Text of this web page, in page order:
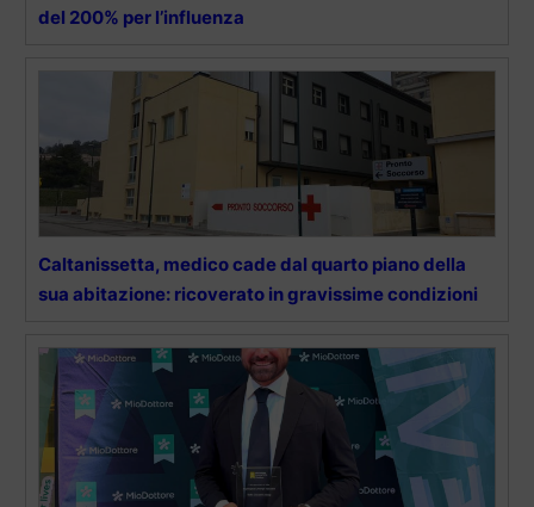
del 200% per l’influenza
Caltanissetta, medico cade dal quarto piano della
sua abitazione: ricoverato in gravissime condizioni